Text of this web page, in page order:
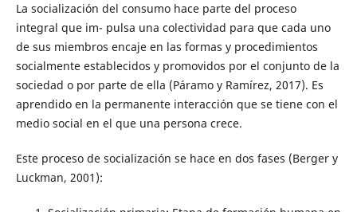
La socialización del consumo hace parte del proceso
integral que im- pulsa una colectividad para que cada uno
de sus miembros encaje en las formas y procedimientos
socialmente establecidos y promovidos por el conjunto de la
sociedad o por parte de ella (Páramo y Ramírez, 2017). Es
aprendido en la permanente interacción que se tiene con el
medio social en el que una persona crece.
Este proceso de socialización se hace en dos fases (Berger y
Luckman, 2001):